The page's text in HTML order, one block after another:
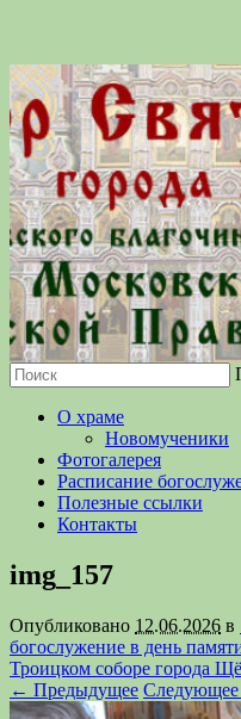
О храме
Новомученики
Фотогалерея
Расписание
Полезные ссылки
Контакты
img_157
Опубликовано 12.06.2026 в
богослужение в день
Троицком соборе города
← Предыдущее